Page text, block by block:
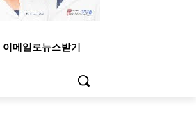
이메일로뉴스받기